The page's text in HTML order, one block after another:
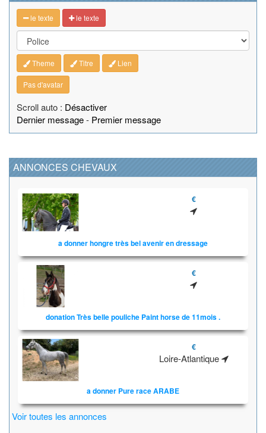
le texte le texte
Theme Titre Lien
Pas d'avatar
Scroll auto : Désactiver
Dernier message- Premier message
ANNONCES CHEVAUX
€
a donner hongre très bel avenir en dressage
€
donation Très belle pouliche Paint horse de 11mois .
€
Loire-Atlantique
a donner Pure race ARABE
Voir toutes les annonces